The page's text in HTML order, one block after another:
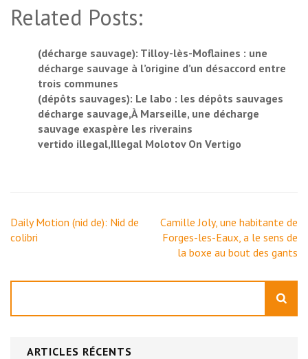
Related Posts:
(décharge sauvage): Tilloy-lès-Moflaines : une
décharge sauvage à l’origine d’un désaccord entre
trois communes
(dépôts sauvages): Le labo : les dépôts sauvages
décharge sauvage,À Marseille, une décharge
sauvage exaspère les riverains
vertido illegal,Illegal Molotov On Vertigo
Navigation
de
Daily Motion (nid de): Nid de
colibri
Camille Joly, une habitante de
Forges-les-Eaux, a le sens de
la boxe au bout des gants
ARTICLES RÉCENTS